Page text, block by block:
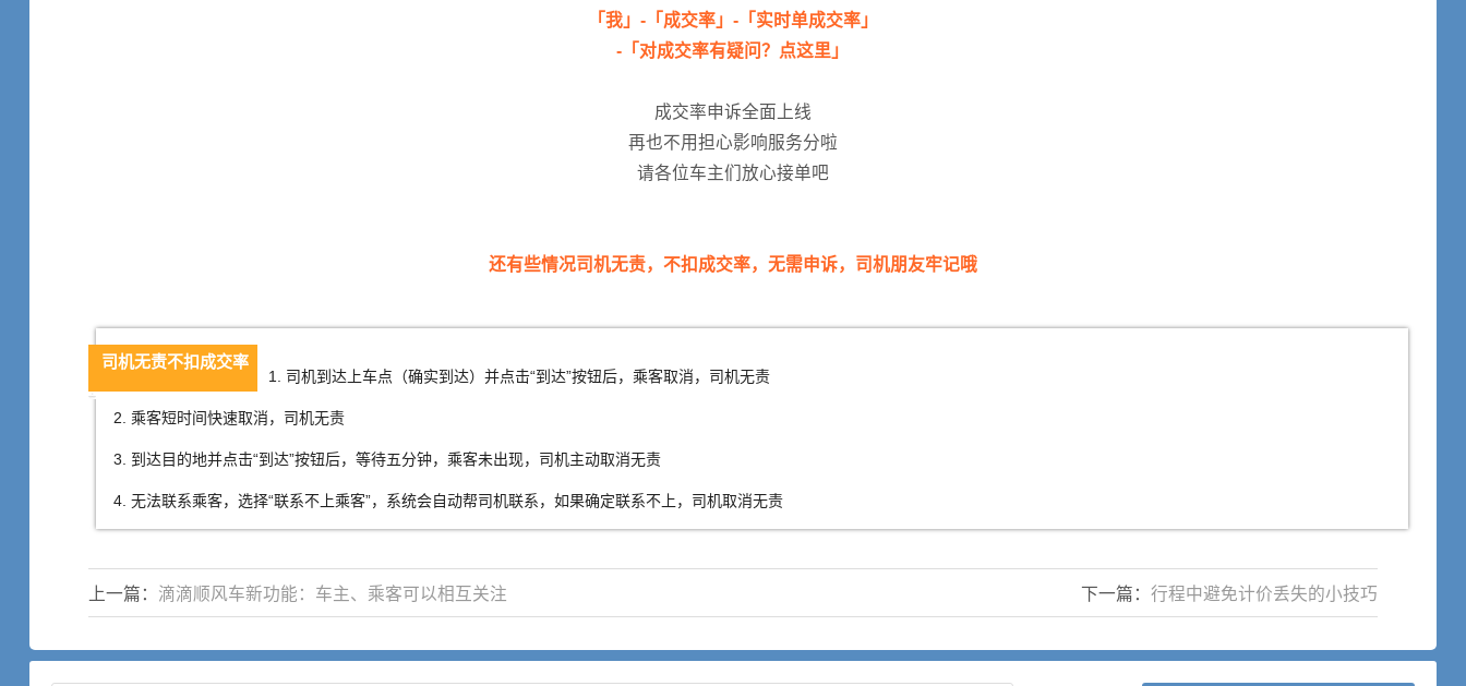
「我」-「成交率」-「实时单成交率」
-「对成交率有疑问？点这里」
成交率申诉全面上线
再也不用担心影响服务分啦
请各位车主们放心接单吧
还有些情况司机无责， 不扣成交率，无需申诉，司机朋友牢记哦
司机无责不扣成交率
1. 司机到达上车点（确实到达）并点击“到达”按钮后， 乘客取消， 司机无责
2. 乘客短时间快速取消， 司机无责
3. 到达目的地并点击“到达”按钮后， 等待五分钟， 乘客未出现， 司机主动取消无责
4. 无法联系乘客， 选择“联系不上乘客”， 系统会自动帮司机联系， 如果确定联系不上， 司机取消无责
上一篇： 滴滴顺风车新功能：车主、乘客可以相互关注 下一篇：行程中避免计价丢失的小技巧